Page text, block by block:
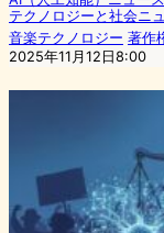
テクノロジーと社会ニ
音楽テクノロジー 著作
2025年11月12日8:00